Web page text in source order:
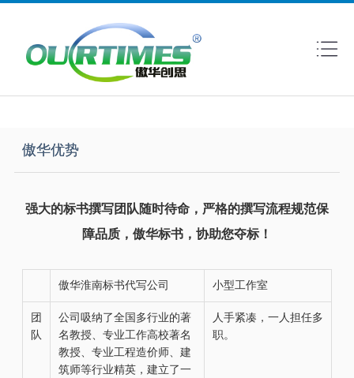
傲华优势
强大的标书撰写团队随时待命，严格的撰写流程规范保
障品质，傲华标书，协助您夺标！
傲华淮南标书代写公司 小型工作室
团
队
公司吸纳了全国多行业的著
名教授、专业工作高校著名
教授、专业工程造价师、建
筑师等行业精英，建立了一
人手紧凑，一人担任多
职。